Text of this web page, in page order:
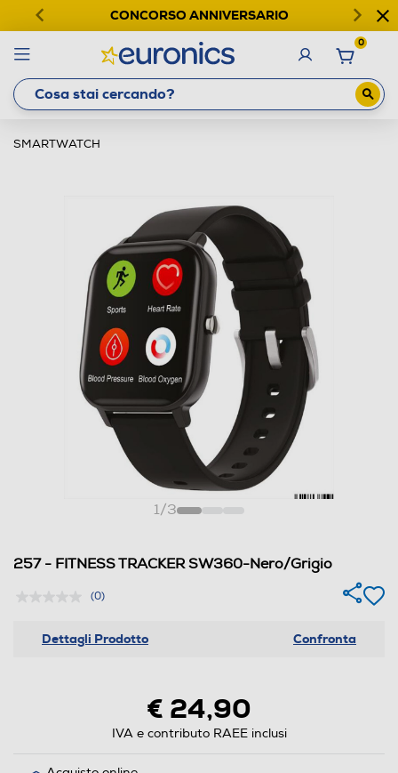
CONCORSO ANNIVERSARIO
0
SMARTWATCH
1/3
257 - FITNESS TRACKER SW360-Nero/Grigio
(0)
Dettagli Prodotto Confronta
€ 24,90
IVA e contributo RAEE inclusi